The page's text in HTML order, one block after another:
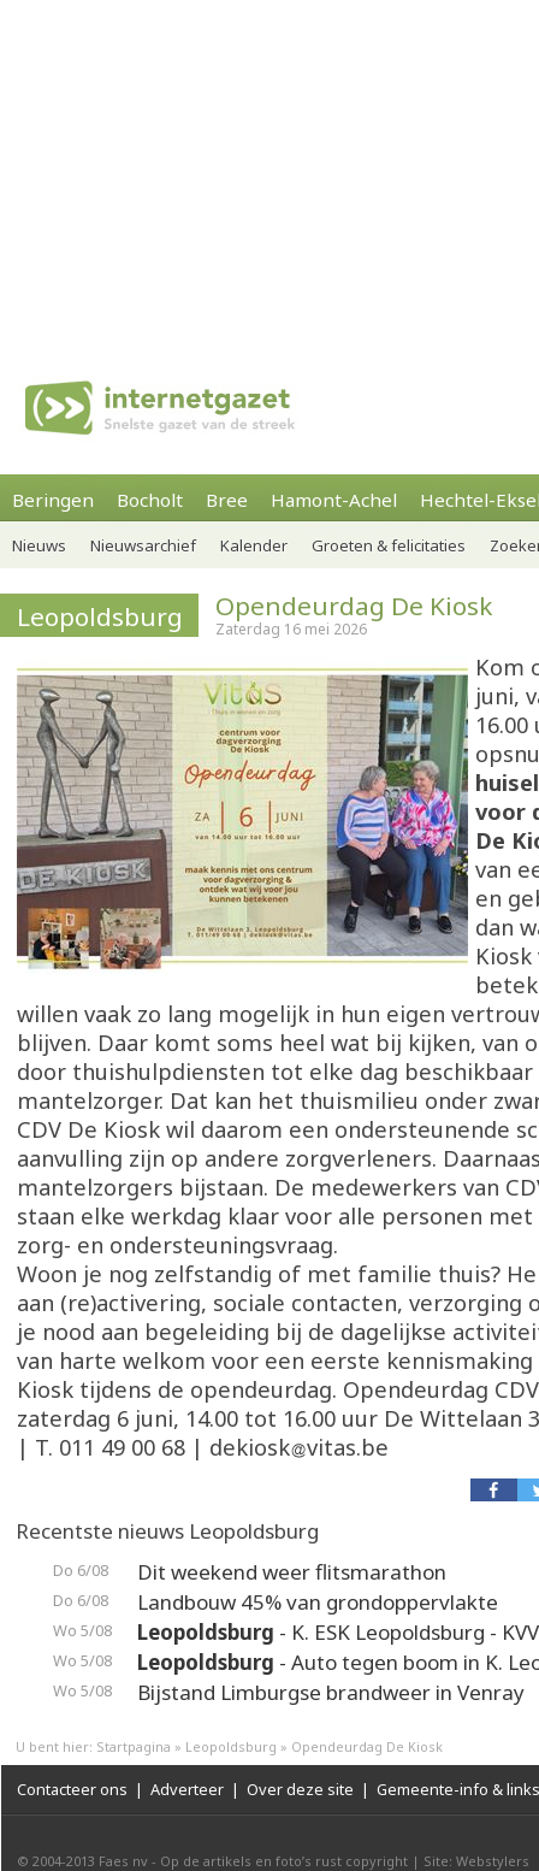
Beringen Bocholt Bree Hamont-Achel Hechtel-
Nieuws Nieuwsarchief Kalender Groeten & felicitaties
Leopoldsburg Opendeurdag De Kiosk
Zaterdag 16 mei 2026
Kom
juni,
voor
De
van
en
dan
willen vaak zo lang mogelijk in hun eigen
blijven. Daar komt soms heel wat bij kijken, van
door thuishulpdiensten tot elke dag beschikbaar
mantelzorger. Dat kan het thuismilieu onder
CDV De Kiosk wil daarom een ondersteunende
aanvulling zijn op andere zorgverleners.
mantelzorgers bijstaan. De medewerkers van
staan elke werkdag klaar voor alle personen
zorg- en ondersteuningsvraag.
Woon je nog zelfstandig of met familie thuis?
aan (re)activering, sociale contacten, verzorging
je nood aan begeleiding bij de dagelijkse
van harte welkom voor een eerste kennismaking
Kiosk tijdens de opendeurdag. Opendeurdag
zaterdag 6 juni, 14.00 tot 16.00 uur De Wittelaan
| T. 011 49 00 68 | dekiosk vitas.be
Recentste nieuws Leopoldsburg
Do 6/08 Dit weekend weer flitsmarathon
Do 6/08 Landbouw 45% van grondoppervlakte
Wo 5/08 Leopoldsburg - K. ESK Leopoldsburg -
Wo 5/08 Leopoldsburg - Auto tegen boom in K.
Wo 5/08 Bijstand Limburgse brandweer in Venray
U bent hier: Startpagina » Leopoldsburg » Opendeurdag De Kiosk
Contacteer ons | Adverteer | Over deze site | Gemeente-info & links
© 2004-2013 Faes nv - Op de artikels en foto’s rust copyright | Site: Webstylers